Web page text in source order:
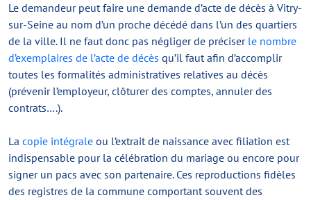
Le demandeur peut faire une demande d’acte de décès à Vitry-
sur-Seine au nom d’un proche décédé dans l’un des quartiers
de la ville. Il ne faut donc pas négliger de préciser le nombre
d’exemplaires de l’acte de décès qu’il faut afin d’accomplir
toutes les formalités administratives relatives au décès
(prévenir l’employeur, clôturer des comptes, annuler des
contrats….).
La copie intégrale ou l’extrait de naissance avec filiation est
indispensable pour la célébration du mariage ou encore pour
signer un pacs avec son partenaire. Ces reproductions fidèles
des registres de la commune comportant souvent des